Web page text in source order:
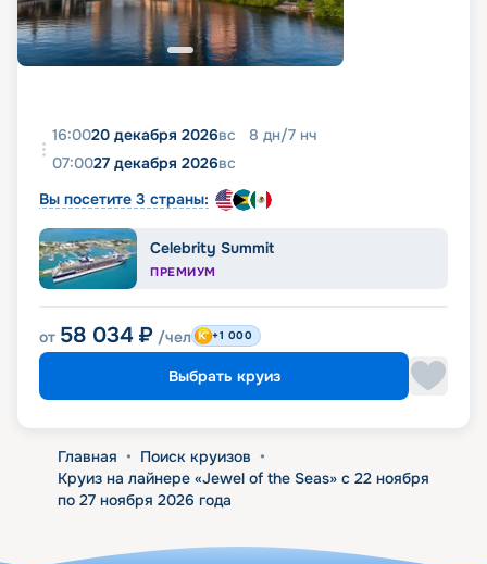
16:0020 декабря 2026вс 8 дн/7 нч
07:0027 декабря 2026вс
Вы посетите 3 страны:
Celebrity Summit
ПРЕМИУМ
от 58 034 ₽ /чел +1 000
Выбрать круиз
Главная • Поиск круизов •
Круиз на лайнере «Jewel of the Seas» с 22 ноября
по 27 ноября 2026 года